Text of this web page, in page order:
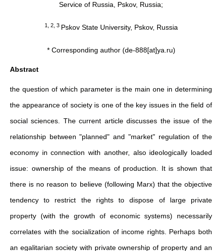
Service of Russia, Pskov, Russia;
1, 2, 3 Pskov State University, Pskov, Russia
* Corresponding author (de-888[at]ya.ru)
Abstract
the question of which parameter is the main one in determining
the appearance of society is one of the key issues in the field of
social sciences. The current article discusses the issue of the
relationship between "planned" and "market" regulation of the
economy in connection with another, also ideologically loaded
issue: ownership of the means of production. It is shown that
there is no reason to believe (following Marx) that the objective
tendency to restrict the rights to dispose of large private
property (with the growth of economic systems) necessarily
correlates with the socialization of income rights. Perhaps both
an egalitarian society with private ownership of property and an